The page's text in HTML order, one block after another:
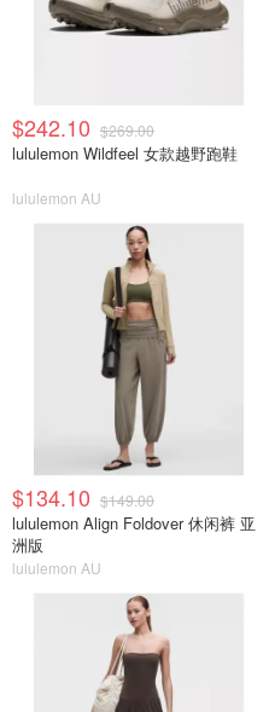
$242.10 $269.00
lululemon Wildfeel 女款越野跑鞋
lululemon AU
$134.10 $149.00
lululemon Align Foldover 休闲裤 亚
洲版
lululemon AU